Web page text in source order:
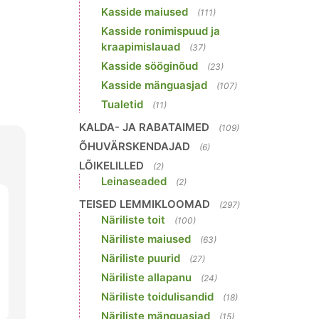
Kasside maiused (111)
Kasside ronimispuud ja
kraapimislauad
(37)
Kasside sööginõud (23)
Kasside mänguasjad (107)
Tualetid (11)
KALDA- JA RABATAIMED (109)
ÕHUVÄRSKENDAJAD (6)
LÕIKELILLED (2)
Leinaseaded (2)
TEISED LEMMIKLOOMAD (297)
Näriliste toit (100)
Näriliste maiused (63)
Näriliste puurid (27)
Näriliste allapanu (24)
Näriliste toidulisandid (18)
Näriliste mänguasjad (15)